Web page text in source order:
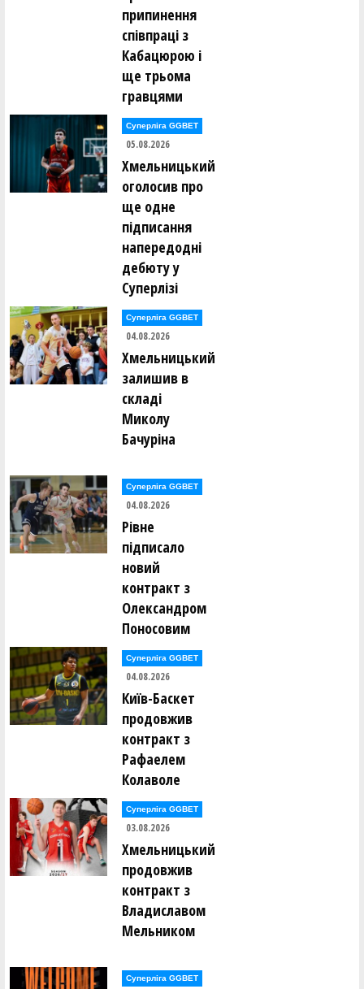
припинення
співпраці з
Кабацюрою і
ще трьома
гравцями
Суперліга GGBET
05.08.2026
Хмельницький
оголосив про
ще одне
підписання
напередодні
дебюту у
Суперлізі
Суперліга GGBET
04.08.2026
Хмельницький
залишив в
складі
Миколу
Бачуріна
Суперліга GGBET
04.08.2026
Рівне
підписало
новий
контракт з
Олександром
Поносовим
Суперліга GGBET
04.08.2026
Київ-Баскет
продовжив
контракт з
Рафаелем
Колаволе
Суперліга GGBET
03.08.2026
Хмельницький
продовжив
контракт з
Владиславом
Мельником
Суперліга GGBET